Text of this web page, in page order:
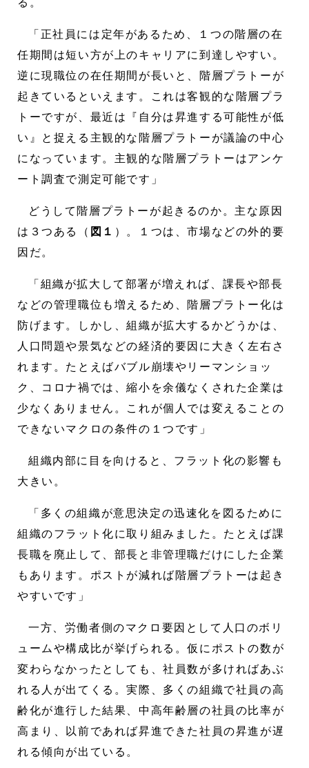
る。
「正社員には定年があるため、１つの階層の在
任期間は短い方が上のキャリアに到達しやすい。
逆に現職位の在任期間が長いと、階層プラトーが
起きているといえます。これは客観的な階層プラ
トーですが、最近は『自分は昇進する可能性が低
い』と捉える主観的な階層プラトーが議論の中心
になっています。主観的な階層プラトーはアンケ
ート調査で測定可能です」
どうして階層プラトーが起きるのか。主な原因
は３つある（ 図１ ）。１つは、市場などの外的要
因だ。
「組織が拡大して部署が増えれば、課長や部長
などの管理職位も増えるため、階層プラトー化は
防げます。しかし、組織が拡大するかどうかは、
人口問題や景気などの経済的要因に大きく左右さ
れます。たとえばバブル崩壊やリーマンショッ
ク、コロナ禍では、縮小を余儀なくされた企業は
少なくありません。これが個人では変えることの
できないマクロの条件の１つです」
組織内部に目を向けると、フラット化の影響も
大きい。
「多くの組織が意思決定の迅速化を図るために
組織のフラット化に取り組みました。たとえば課
長職を廃止して、部長と非管理職だけにした企業
もあります。ポストが減れば階層プラトーは起き
やすいです」
一方、労働者側のマクロ要因として人口のボリ
ュームや構成比が挙げられる。仮にポストの数が
変わらなかったとしても、社員数が多ければあぶ
れる人が出てくる。実際、多くの組織で社員の高
齢化が進行した結果、中高年齢層の社員の比率が
高まり、以前であれば昇進できた社員の昇進が遅
れる傾向が出ている。